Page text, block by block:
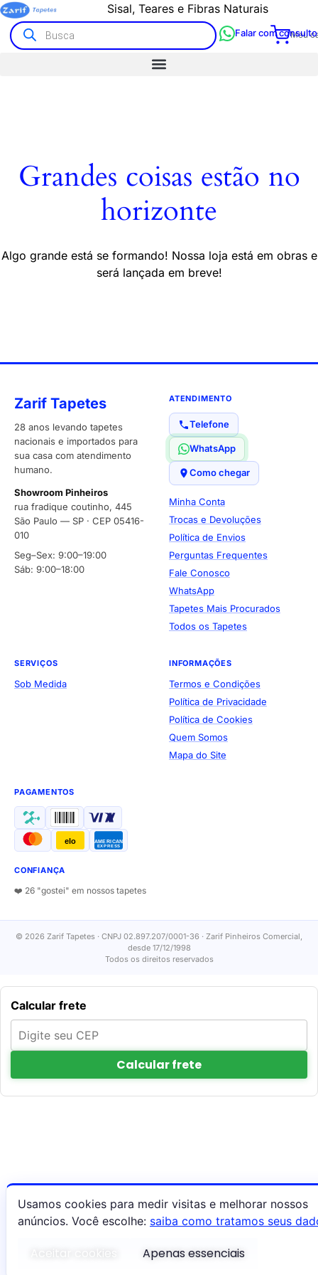
Sisal, Teares e Fibras Naturais
Meu
Falar com
Grandes coisas estão no
horizonte
Algo grande está se formando! Nossa loja está em obras e
será lançada em breve!
Zarif Tapetes
28 anos levando tapetes
nacionais e importados para
sua casa com atendimento
humano.
Showroom Pinheiros
rua fradique coutinho, 445
São Paulo — SP · CEP 05416-
010
Seg–Sex: 9:00–19:00
Sáb: 9:00–18:00
ATENDIMENTO
Telefone
WhatsApp
Como chegar
Minha Conta
Trocas e Devoluções
Política de Envios
Perguntas Frequentes
Fale Conosco
WhatsApp
Tapetes Mais Procurados
Todos os Tapetes
SERVIÇOS
Sob Medida
INFORMAÇÕES
Termos e Condições
Política de Privacidade
Política de Cookies
Quem Somos
Mapa do Site
PAGAMENTOS
elo AMERICAN
EXPRESS
CONFIANÇA
❤️ 26 "gostei" em nossos tapetes
© 2026 Zarif Tapetes · CNPJ 02.897.207/0001-36 · Zarif Pinheiros Comercial,
desde 17/12/1998
Todos os direitos reservados
Calcular frete
Calcular frete
Usamos cookies para medir visitas e melhorar nossos
anúncios. Você escolhe: saiba como tratamos seus
Apenas essenciais